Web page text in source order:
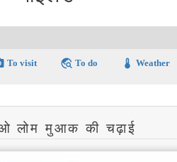
To visit travel_explore To do thermostat Weather
लोम मुआक की चढ़ाई